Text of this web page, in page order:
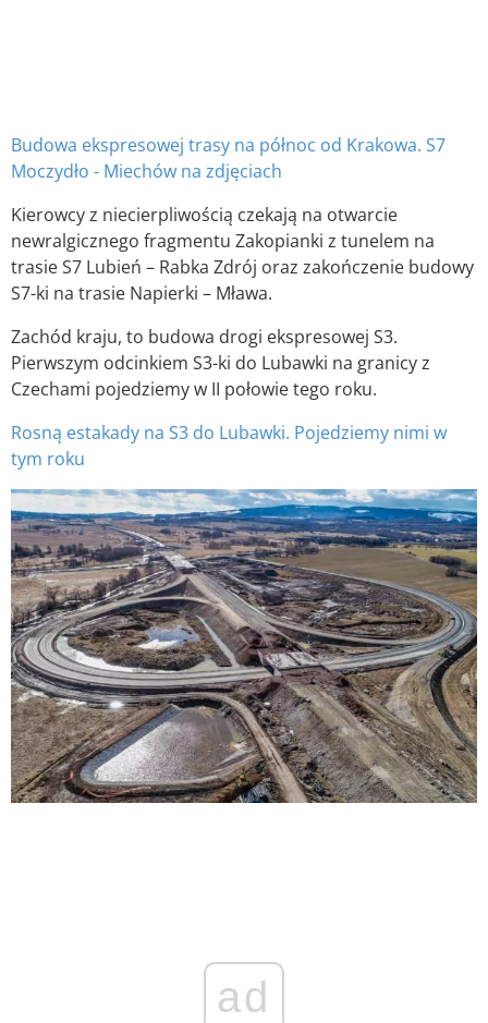
Budowa ekspresowej trasy na północ od Krakowa. S7
Moczydło - Miechów na zdjęciach
Kierowcy z niecierpliwością czekają na otwarcie
newralgicznego fragmentu Zakopianki z tunelem na
trasie S7 Lubień – Rabka Zdrój oraz zakończenie budowy
S7-ki na trasie Napierki – Mława.
Zachód kraju, to budowa drogi ekspresowej S3.
Pierwszym odcinkiem S3-ki do Lubawki na granicy z
Czechami pojedziemy w II połowie tego roku.
Rosną estakady na S3 do Lubawki. Pojedziemy nimi w
tym roku
ad